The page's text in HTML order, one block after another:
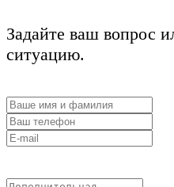
Задайте ваш вопрос
ситуацию.